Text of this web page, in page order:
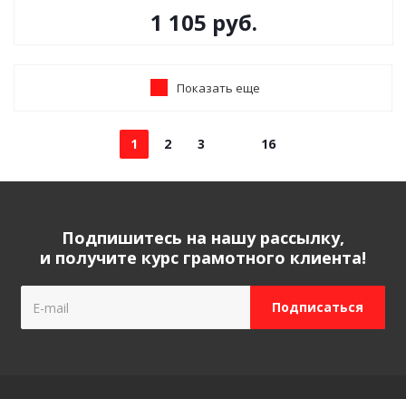
1 105 руб.
Показать еще
1 2 3 16
Подпишитесь на нашу рассылку,
и получите курс грамотного клиента!